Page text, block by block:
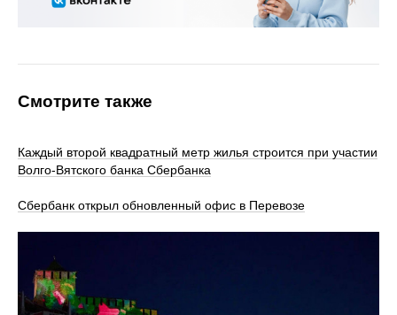
Смотрите также
Каждый второй квадратный метр жилья строится при участии
Волго-Вятского банка Сбербанка
Сбербанк открыл обновленный офис в Перевозе